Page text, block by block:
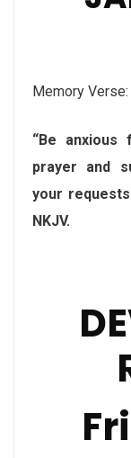
Memory Verse:
“Be
prayer and
your requests
NKJV.